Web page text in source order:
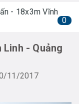
0
- 18x3m Vĩnh
Linh - Quảng
11/2017